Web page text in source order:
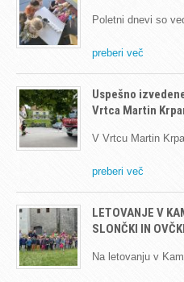
Poletni dnevi so
preberi več
Uspešno
Vrtca Martin
V Vrtcu Martin
preberi več
LETOVANJE V
SLONČKI IN
Na letovanju v